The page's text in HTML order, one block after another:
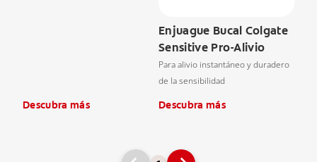
Descubra más
Enjuague Bucal Colgate
Sensitive Pro-Alivio
Para alivio instantáneo y duradero
de la sensibilidad
Descubra más